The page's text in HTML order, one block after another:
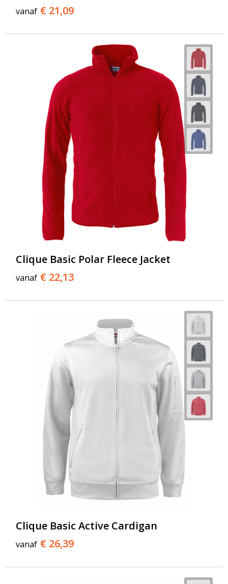
vanaf € 21,09
Clique Basic Polar Fleece Jacket
vanaf € 22,13
Clique Basic Active Cardigan
vanaf € 26,39